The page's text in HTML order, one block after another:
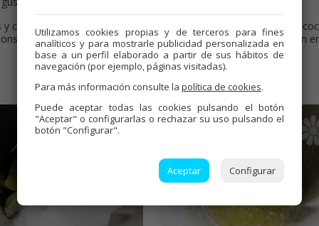
cocer en una olla 25 minutos , contando desde que empiece a
O dar la vuelta a los tarros en caliente y dejar que enfríen
Utilizamos cookies propias y de terceros para fines
analíticos y para mostrarle publicidad personalizada en
base a un perfil elaborado a partir de sus hábitos de
navegación (por ejemplo, páginas visitadas).
Para más información consulte la política de cookies.
Puede aceptar todas las cookies pulsando el botón
"Aceptar" o configurarlas o rechazar su uso pulsando el
botón "Configurar".
Aceptar Configurar